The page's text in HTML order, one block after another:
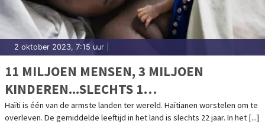
2 oktober 2023, 7:15 uur
11 MILJOEN MENSEN, 3 MILJOEN
KINDEREN...SLECHTS 1
KINDERZIEKENHUIS
Haïti is één van de armste landen ter wereld. Haïtianen worstelen om te
overleven. De gemiddelde leeftijd in het land is slechts 22 jaar. In het [...]